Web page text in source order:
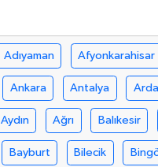
Adıyaman Afyonkarahisar
Ankara Antalya
Aydın Ağrı Balıkesir
Bayburt Bilecik